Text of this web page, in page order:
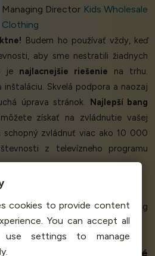
Managing Director Kids Wholesale
Clothing
Budem ho používať vždy, keď
aby sme nestratili žiadnych
je najlacnejšie riešenie na trhu.
inštaláciu. Skvelá podpora a naozaj
úprava stránok. Najlepší bang
môžete získať na zvládnutie vašej
zvládnuť viac ako 10 000
z televízneho programu
Jean-Baptiste G - Webmarketing
Project Manager
Bricolib
. Naša firma má komplexné
cookies to provide content
You can accept all
settings to manage